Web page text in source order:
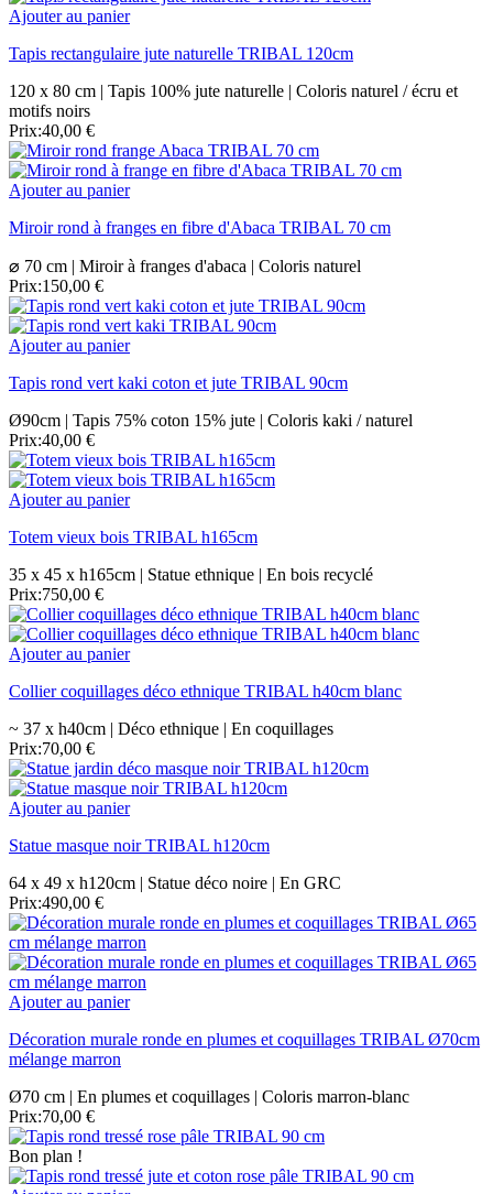
Ajouter au panier
Tapis rectangulaire jute naturelle TRIBAL 120cm
120 x 80 cm | Tapis 100% jute naturelle | Coloris naturel / écru et
motifs noirs
Prix:40,00 €
Ajouter au panier
Miroir rond à franges en fibre d'Abaca TRIBAL 70 cm
⌀ 70 cm | Miroir à franges d'abaca | Coloris naturel
Prix:150,00 €
Ajouter au panier
Tapis rond vert kaki coton et jute TRIBAL 90cm
Ø90cm | Tapis 75% coton 15% jute | Coloris kaki / naturel
Prix:40,00 €
Ajouter au panier
Totem vieux bois TRIBAL h165cm
35 x 45 x h165cm | Statue ethnique | En bois recyclé
Prix:750,00 €
Ajouter au panier
Collier coquillages déco ethnique TRIBAL h40cm blanc
~ 37 x h40cm | Déco ethnique | En coquillages
Prix:70,00 €
Ajouter au panier
Statue masque noir TRIBAL h120cm
64 x 49 x h120cm | Statue déco noire | En GRC
Prix:490,00 €
Ajouter au panier
Décoration murale ronde en plumes et coquillages TRIBAL Ø70cm
mélange marron
Ø70 cm | En plumes et coquillages | Coloris marron-blanc
Prix:70,00 €
Bon plan !